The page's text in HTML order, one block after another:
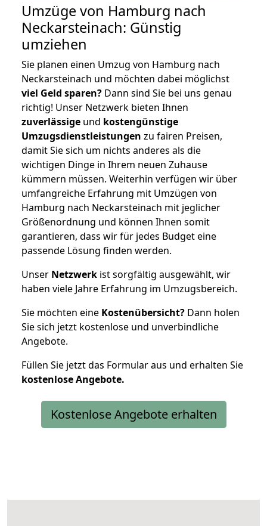
Umzüge von Hamburg nach
Neckarsteinach: Günstig
umziehen
Sie planen einen Umzug von Hamburg nach
Neckarsteinach und möchten dabei möglichst
viel Geld sparen? Dann sind Sie bei uns genau
richtig! Unser Netzwerk bieten Ihnen
zuverlässige und kostengünstige
Umzugsdienstleistungen zu fairen Preisen,
damit Sie sich um nichts anderes als die
wichtigen Dinge in Ihrem neuen Zuhause
kümmern müssen. Weiterhin verfügen wir über
umfangreiche Erfahrung mit Umzügen von
Hamburg nach Neckarsteinach mit jeglicher
Größenordnung und können Ihnen somit
garantieren, dass wir für jedes Budget eine
passende Lösung finden werden.
Unser Netzwerk ist sorgfältig ausgewählt, wir
haben viele Jahre Erfahrung im Umzugsbereich.
Sie möchten eine Kostenübersicht? Dann holen
Sie sich jetzt kostenlose und unverbindliche
Angebote.
Füllen Sie jetzt das Formular aus und erhalten Sie
kostenloseAngebote.
Kostenlose Angebote erhalten